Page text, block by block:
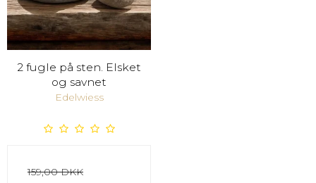
2 fugle på sten. Elsket
og savnet
Edelwiess
159,00 DKK